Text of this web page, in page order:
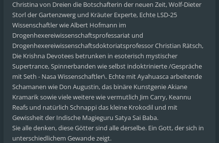
Christina von Dreien die Botschafterin der neuen Zeit, Wolf-Dieter
Storl der Gartenzwerg und Kräuter Experte, Echte LSD-25
Wissenschaftler wie Albert Hofmann im
Drogenhexereiwissenschaftsprofessariat und
Drogenhexereiwissenschaftsdoktoriatsprofessor Christian Rätsch,
Die Krishna Devotees betrunken in esoterisch mystischer
Supertrance, Spinnerbanden wie selbst indoktrinierte /Gespräche
mit Seth - Nasa Wissenschaftler\. Echte mit Ayahuasca arbeitende
Schamanen wie Don Augustin, das binäre Kunstgenie Akiane
Kramarik sowie viele weitere wie vermutlich Jim Carry, Keannu
Reafs und natürlich Schnappi das kleine Krokodil und mit
Gewissheit der Indische Magieguru Satya Sai Baba.
Sie alle denken, diese Götter sind alle derselbe. Ein Gott, der sich in
unterschiedlichem Gewande zeigt.